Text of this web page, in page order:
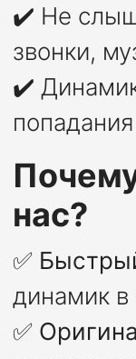
✔️ Не
звонки,
✔️
нас?
✅
динамик в
✅